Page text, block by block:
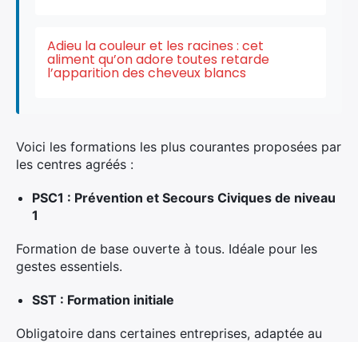
Adieu la couleur et les racines : cet
aliment qu’on adore toutes retarde
l’apparition des cheveux blancs
Voici les formations les plus courantes proposées par
les centres agréés :
PSC1 : Prévention et Secours Civiques de niveau
1
Formation de base ouverte à tous. Idéale pour les
gestes essentiels.
SST : Formation initiale
Obligatoire dans certaines entreprises, adaptée au